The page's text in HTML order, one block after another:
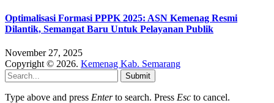
Optimalisasi Formasi PPPK 2025: ASN Kemenag Resmi
Dilantik, Semangat Baru Untuk Pelayanan Publik
November 27, 2025
Copyright © 2026. Kemenag Kab. Semarang
Submit
Type above and press Enterto search. Press Esc to cancel.